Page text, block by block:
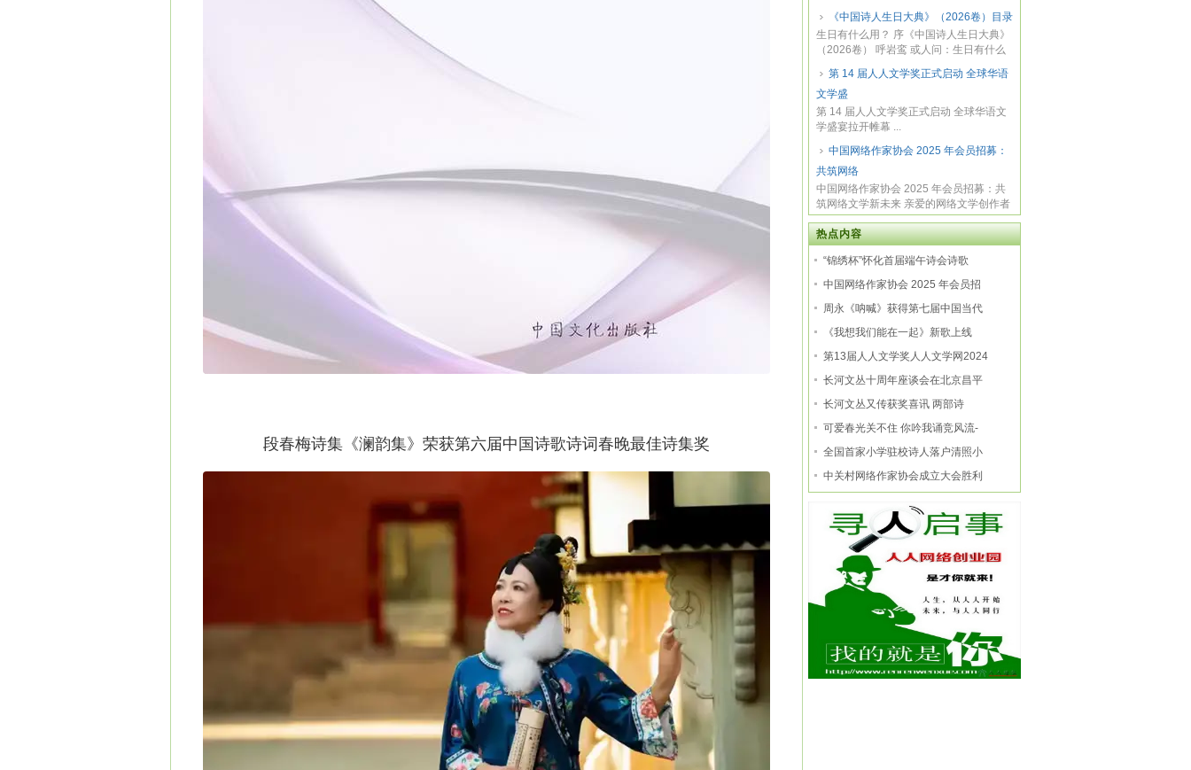
段春梅诗集《澜韵集》荣获第六届中国诗歌诗词春晚最佳诗集奖
《中国诗人生日大典》（2026卷）目录
生日有什么用？ 序《中国诗人生日大典》
（2026卷） 呼岩鸾 或人问：生日有什么
第 14 届人人文学奖正式启动 全球华语
文学盛
第 14 届人人文学奖正式启动 全球华语文
学盛宴拉开帷幕 ...
中国网络作家协会 2025 年会员招募：
共筑网络
中国网络作家协会 2025 年会员招募：共
筑网络文学新未来 亲爱的网络文学创作者
们： 在...
热点内容
“锦绣杯”怀化首届端午诗会诗歌
中国网络作家协会 2025 年会员招
周永《呐喊》获得第七届中国当代
《我想我们能在一起》新歌上线
第13届人人文学奖人人文学网2024
长河文丛十周年座谈会在北京昌平
长河文丛又传获奖喜讯 两部诗
可爱春光关不住 你吟我诵竞风流-
全国首家小学驻校诗人落户清照小
中关村网络作家协会成立大会胜利